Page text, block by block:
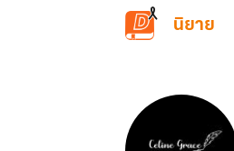
ข้ามไปยังเนื้อหาหลัก
นิยาย